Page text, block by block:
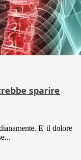
sparire
E' il dolore